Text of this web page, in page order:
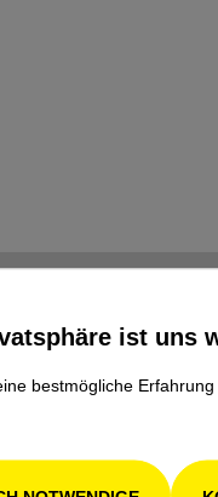
Familienbetrieb
ist uns
bestmögliche Erfahrung